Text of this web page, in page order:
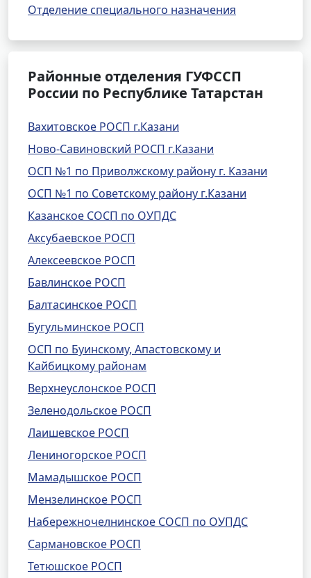
Отделение специального назначения
Районные отделения ГУФССП
России по Республике Татарстан
Вахитовское РОСП г.Казани
Ново-Савиновский РОСП г.Казани
ОСП №1 по Приволжскому району г. Казани
ОСП №1 по Советскому району г.Казани
Казанское СОСП по ОУПДС
Аксубаевское РОСП
Алексеевское РОСП
Бавлинское РОСП
Балтасинское РОСП
Бугульминское РОСП
ОСП по Буинскому, Апастовскому и
Кайбицкому районам
Верхнеуслонское РОСП
Зеленодольское РОСП
Лаишевское РОСП
Лениногорское РОСП
Мамадышское РОСП
Мензелинское РОСП
Набережночелнинское СОСП по ОУПДС
Сармановское РОСП
Тетюшское РОСП